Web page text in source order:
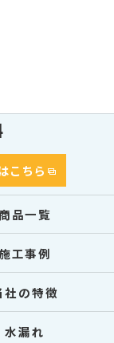
こちら
商品一覧
工事例
社の特徴
水漏れ